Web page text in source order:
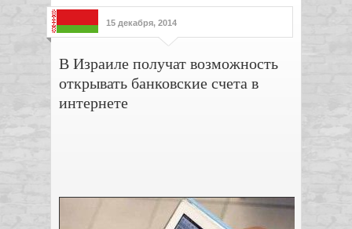
15 декабря, 2014
В Израиле получат возможность
открывать банковские счета в
интернете